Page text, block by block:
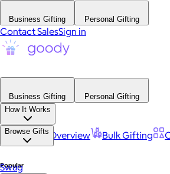
Business Gifting Personal Gifting
Contact SalesSign in
Business Gifting
Personal Gifting
How It Works
Platform Overview Bulk Gifting
Browse Gifts
Popular
Swag